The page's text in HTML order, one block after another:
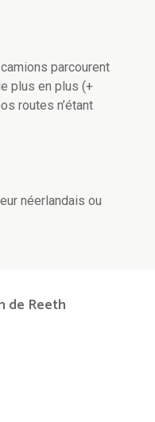
parcourent
plus en plus (+
routes n’étant
néerlandais ou
de Reeth